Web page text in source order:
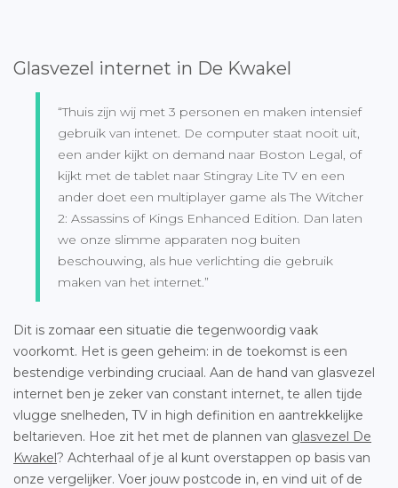
Glasvezel internet in De Kwakel
“Thuis zijn wij met 3 personen en maken intensief
gebruik van intenet. De computer staat nooit uit,
een ander kijkt on demand naar Boston Legal, of
kijkt met de tablet naar Stingray Lite TV en een
ander doet een multiplayer game als The Witcher
2: Assassins of Kings Enhanced Edition. Dan laten
we onze slimme apparaten nog buiten
beschouwing, als hue verlichting die gebruik
maken van het internet.”
Dit is zomaar een situatie die tegenwoordig vaak
voorkomt. Het is geen geheim: in de toekomst is een
bestendige verbinding cruciaal. Aan de hand van glasvezel
internet ben je zeker van constant internet, te allen tijde
vlugge snelheden, TV in high definition en aantrekkelijke
beltarieven. Hoe zit het met de plannen van glasvezel De
Kwakel? Achterhaal of je al kunt overstappen op basis van
onze vergelijker. Voer jouw postcode in, en vind uit of de